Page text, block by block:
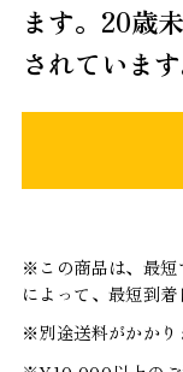
ます。20歳
されています
※この商品は、最
によって、最短到
※別途送料がかかり